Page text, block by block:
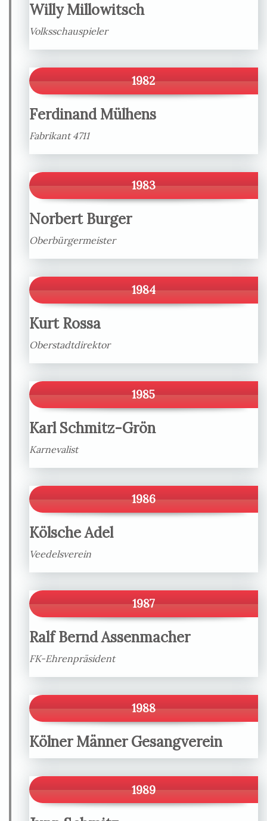
Willy Millowitsch
Volksschauspieler
1982
Ferdinand Mülhens
Fabrikant 4711
1983
Norbert Burger
Oberbürgermeister
1984
Kurt Rossa
Oberstadtdirektor
1985
Karl Schmitz-Grön
Karnevalist
1986
Kölsche Adel
Veedelsverein
1987
Ralf Bernd Assenmacher
FK-Ehrenpräsident
1988
Kölner Männer Gesangverein
1989